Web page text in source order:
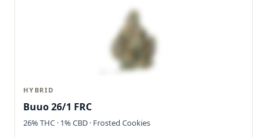
HYBRID
Buuo 26/1 FRC
26% THC · 1% CBD · Frosted Cookies